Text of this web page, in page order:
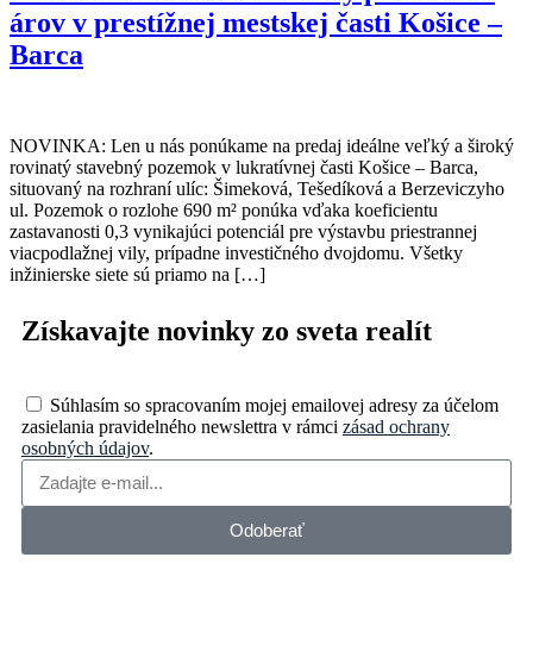
árov v prestížnej mestskej časti Košice –
Barca
NOVINKA: Len u nás ponúkame na predaj ideálne veľký a široký
rovinatý stavebný pozemok v lukratívnej časti Košice – Barca,
situovaný na rozhraní ulíc: Šimeková, Tešedíková a Berzeviczyho
ul. Pozemok o rozlohe 690 m² ponúka vďaka koeficientu
zastavanosti 0,3 vynikajúci potenciál pre výstavbu priestrannej
viacpodlažnej vily, prípadne investičného dvojdomu. Všetky
inžinierske siete sú priamo na […]
Získavajte novinky zo sveta realít
Súhlasím so spracovaním mojej emailovej adresy za účelom
zasielania pravidelného newslettra v rámci zásad ochrany
osobných údajov.
Odoberať